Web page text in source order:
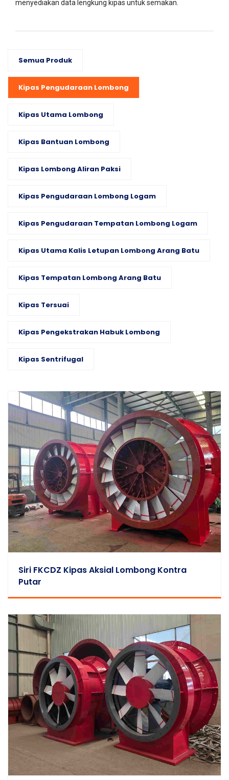
menyediakan data lengkung kipas untuk semakan.
Semua Produk
Kipas Pengudaraan Lombong
Kipas Utama Lombong
Kipas Bantuan Lombong
Kipas Lombong Aliran Paksi
Kipas Pengudaraan Lombong Logam
Kipas Pengudaraan Tempatan Lombong Logam
Kipas Utama Kalis Letupan Lombong Arang Batu
Kipas Tempatan Lombong Arang Batu
Kipas Tersuai
Kipas Pengekstrakan Habuk Lombong
Kipas Sentrifugal
Siri FKCDZ Kipas Aksial Lombong Kontra
Putar